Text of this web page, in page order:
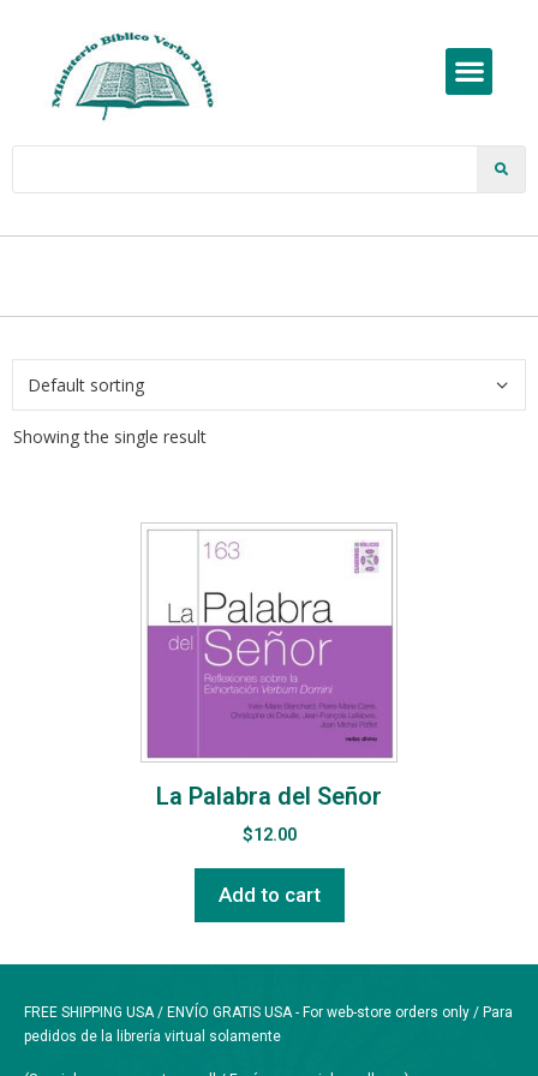
Showing the single result
La Palabra del Señor
$12.00
Add to cart
FREE SHIPPING USA / ENVÍO GRATIS USA - For web-store orders only / Para
pedidos de la librería virtual solamente